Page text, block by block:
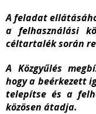
A feladat
a felhasználási
céltartalék során
A Közgyűlés
hogy a beérkezett
telepítse és a
közösen átadja.